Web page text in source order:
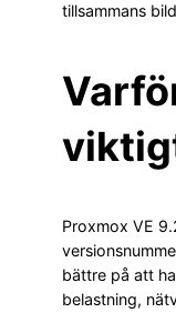
tillsammans
Proxmox VE
bättre på att
belastning,